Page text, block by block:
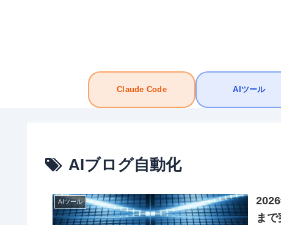
Claude Code AIツール
AIブログ自動化
AIツール
ま